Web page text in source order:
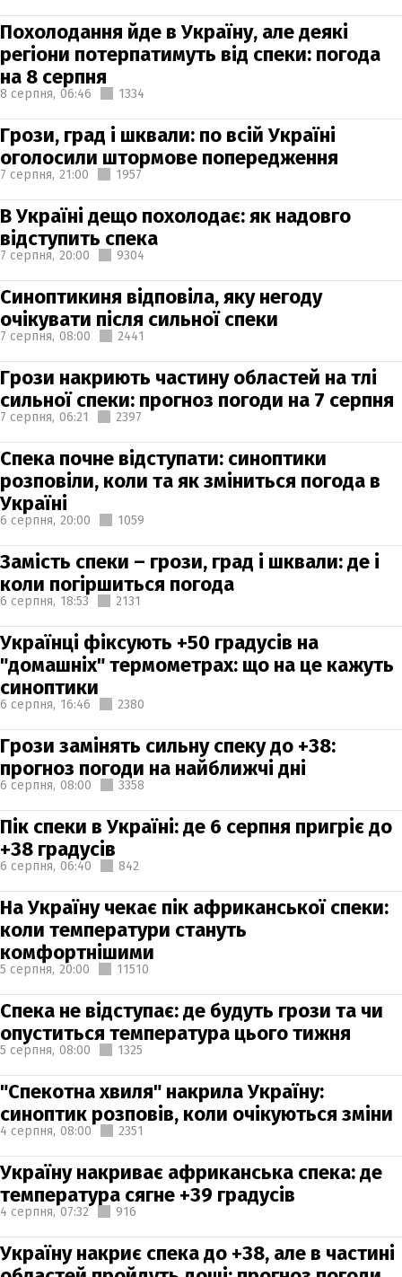
Похолодання йде в Україну, але деякі
регіони потерпатимуть від спеки: погода
на 8 серпня
8 серпня, 06:46 1334
Грози, град і шквали: по всій Україні
оголосили штормове попередження
7 серпня, 21:00 1957
В Україні дещо похолодає: як надовго
відступить спека
7 серпня, 20:00 9304
Синоптикиня відповіла, яку негоду
очікувати після сильної спеки
7 серпня, 08:00 2441
Грози накриють частину областей на тлі
сильної спеки: прогноз погоди на 7 серпня
7 серпня, 06:21 2397
Спека почне відступати: синоптики
розповіли, коли та як зміниться погода в
Україні
6 серпня, 20:00 1059
Замість спеки – грози, град і шквали: де і
коли погіршиться погода
6 серпня, 18:53 2131
Українці фіксують +50 градусів на
"домашніх" термометрах: що на це кажуть
синоптики
6 серпня, 16:46 2380
Грози замінять сильну спеку до +38:
прогноз погоди на найближчі дні
6 серпня, 08:00 3358
Пік спеки в Україні: де 6 серпня пригріє до
+38 градусів
6 серпня, 06:40 842
На Україну чекає пік африканської спеки:
коли температури стануть
комфортнішими
5 серпня, 20:00 11510
Спека не відступає: де будуть грози та чи
опуститься температура цього тижня
5 серпня, 08:00 1325
"Спекотна хвиля" накрила Україну:
синоптик розповів, коли очікуються зміни
4 серпня, 08:00 2351
Україну накриває африканська спека: де
температура сягне +39 градусів
4 серпня, 07:32 916
Україну накриє спека до +38, але в частині